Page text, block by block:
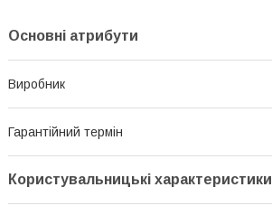
Основні атрибути
Виробник
Гарантійний термін
Користувальницькі характеристики